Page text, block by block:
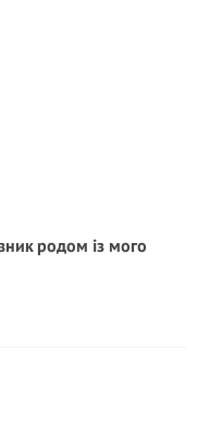
родом із мого